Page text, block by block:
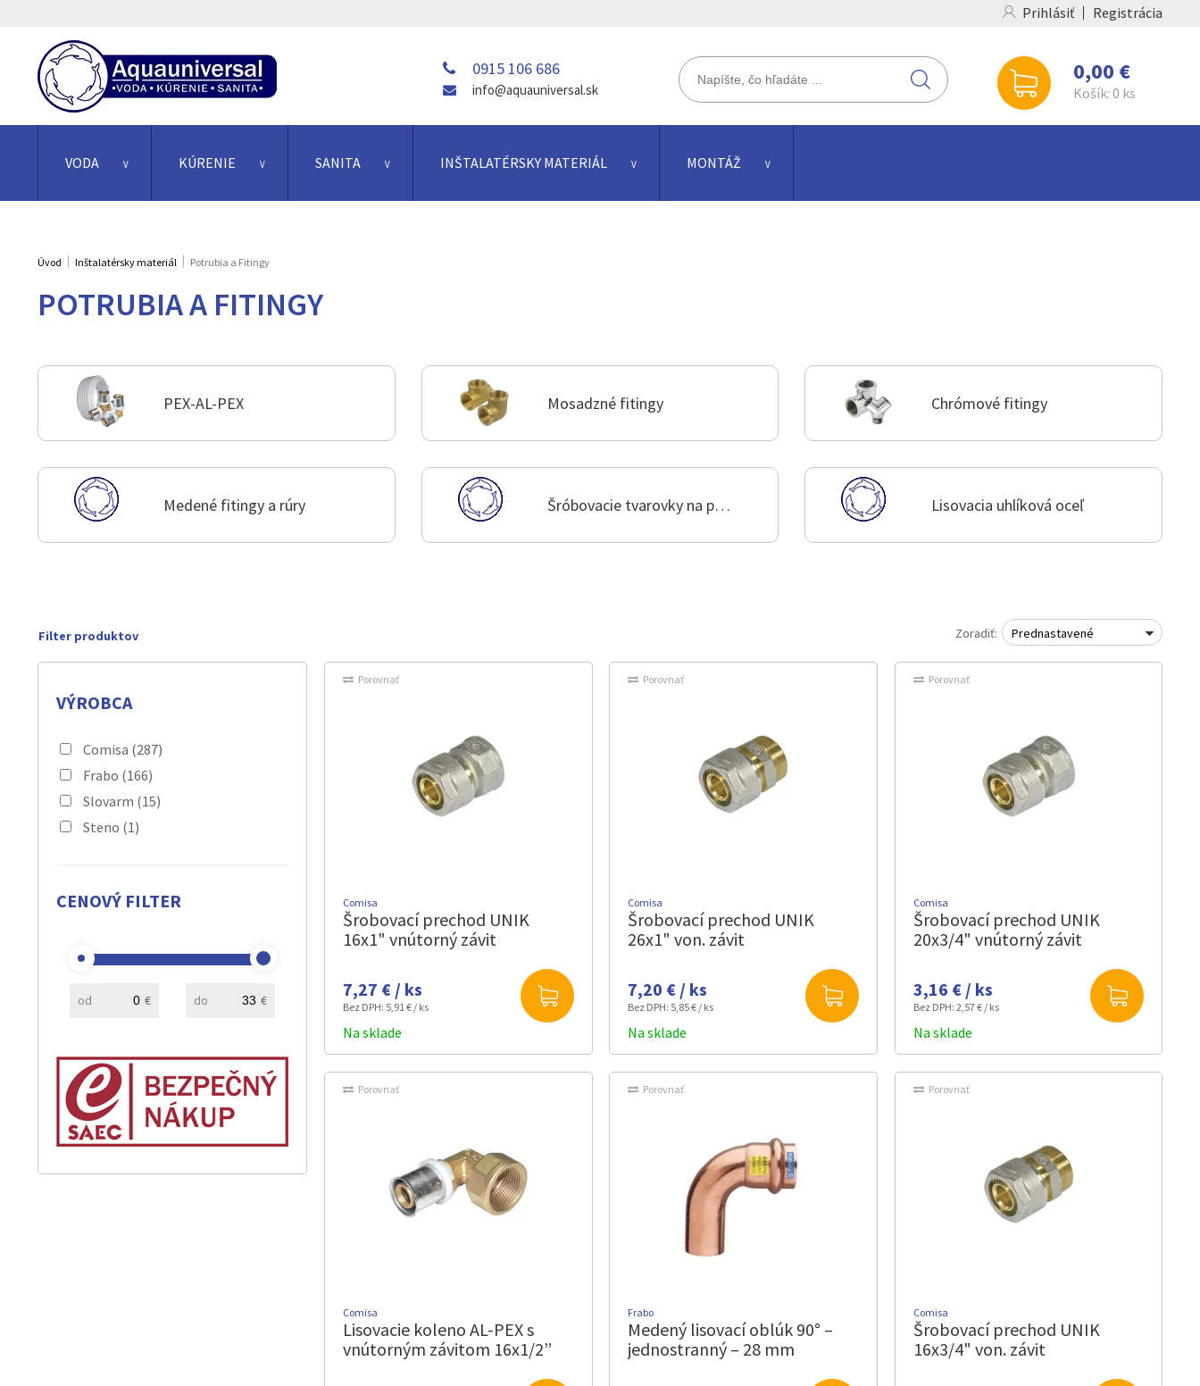
0915 106 686
info@aquauniversal.sk
Prihlásiť Registrácia
0,00 €
Košík: 0 ks
VODA KÚRENIE SANITA INŠTALATÉRSKY MATERIÁL MONTÁŽ
Úvod Inštalatérsky materiál Potrubia a Fitingy
POTRUBIA A FITINGY
PEX-AL-PEX Mosadzné fitingy Chrómové fitingy
Medené fitingy a rúry Šróbovacie tvarovky na plasthliník Lisovacia uhlíková oceľ
Zoradiť: Prednastavené
VÝROBCA
Comisa (287)
Frabo (166)
Slovarm (15)
Steno (1)
CENOVÝ FILTER
od € do €
Porovnať
Comisa
Šrobovací prechod UNIK
16x1" vnútorný závit
7,27 € / ks
Bez DPH: 5,91 € / ks
Na sklade
Porovnať
Comisa
Šrobovací prechod UNIK
26x1" von. závit
7,20 € / ks
Bez DPH: 5,85 € / ks
Na sklade
Porovnať
Comisa
Šrobovací prechod UNIK
20x3/4" vnútorný závit
3,16 € / ks
Bez DPH: 2,57 € / ks
Na sklade
Porovnať
Comisa
Lisovacie koleno AL-PEX s
vnútorným závitom 16x1/2”
Porovnať
Frabo
Medený lisovací oblúk 90° –
jednostranný – 28 mm
Porovnať
Comisa
Šrobovací prechod UNIK
16x3/4" von. závit